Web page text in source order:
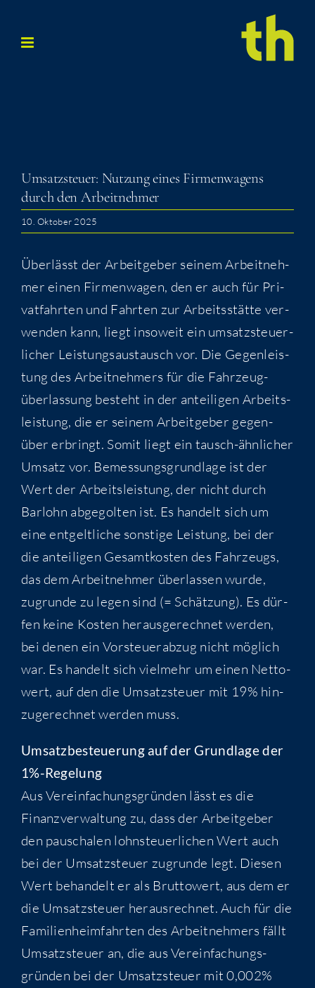
Inhalt
Umsatz­steu­er: Nut­zung eines Fir­men­wa­gens
durch den Arbeitnehmer
10. Oktober 2025
Über­lässt der Arbeit­ge­ber sei­nem Arbeit­neh­
mer einen Fir­men­wa­gen, den er auch für Pri­
vat­fahr­ten und Fahr­ten zur Arbeits­stät­te ver­
wen­den kann, liegt inso­weit ein umsatz­steu­er­
li­cher Leis­tungs­aus­tausch vor. Die Gegen­leis­
tung des Arbeit­neh­mers für die Fahr­zeug­
über­las­sung besteht in der antei­li­gen Arbeits­
leis­tung, die er sei­nem Arbeit­ge­ber gegen­
über erbringt. Somit liegt ein tausch-ähn­li­cher
Umsatz vor. Bemes­sungs­grund­la­ge ist der
Wert der Arbeits­leis­tung, der nicht durch
Bar­lohn abge­gol­ten ist. Es han­delt sich um
eine ent­gelt­li­che sons­ti­ge Leis­tung, bei der
die antei­li­gen Gesamt­kos­ten des Fahr­zeugs,
das dem Arbeit­neh­mer über­las­sen wur­de,
zugrun­de zu legen sind (= Schät­zung). Es dür­
fen kei­ne Kos­ten her­aus­ge­rech­net wer­den,
bei denen ein Vor­steu­er­ab­zug nicht mög­lich
war. Es han­delt sich viel­mehr um einen Net­to­
wert, auf den die Umsatz­steu­er mit 19% hin­
zu­ge­rech­net wer­den muss.
Umsatz­be­steue­rung auf der Grund­la­ge der
1%-Regelung
Aus Ver­ein­fa­chungs­grün­den lässt es die
Finanz­ver­wal­tung zu, dass der Arbeit­ge­ber
den pau­scha­len lohn­steu­er­li­chen Wert auch
bei der Umsatz­steu­er zugrun­de legt. Die­sen
Wert behan­delt er als Brut­to­wert, aus dem er
die Umsatz­steu­er her­aus­rech­net. Auch für die
Fami­li­en­heim­fahr­ten des Arbeit­neh­mers fällt
Umsatz­steu­er an, die aus Ver­ein­fa­chungs­
grün­den bei der Umsatz­steu­er mit 0,002%